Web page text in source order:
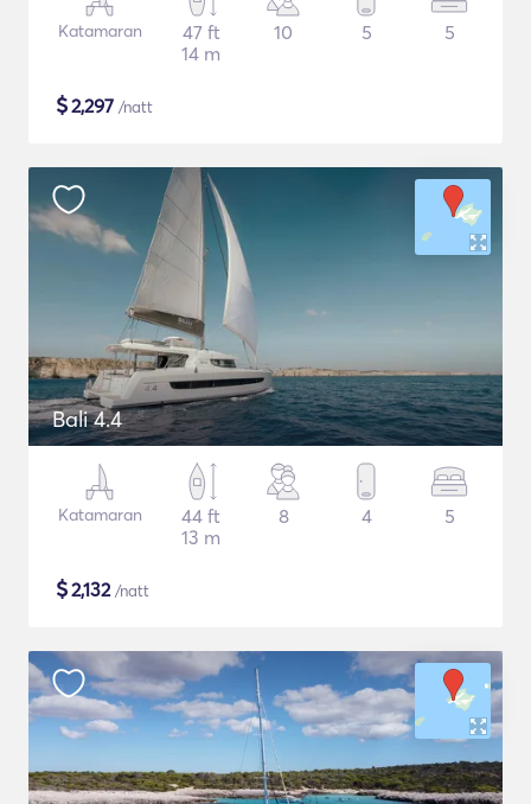
Katamaran
47 ft
14 m
10 5 5
$2,297 /natt
Bali 4.4
Katamaran
44 ft
13 m
8 4 5
$2,132/natt